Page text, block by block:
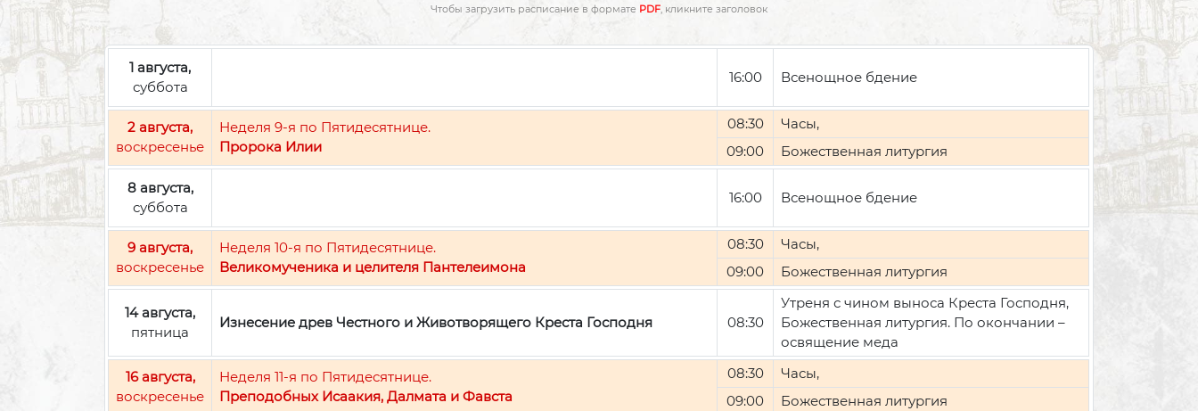
Чтобы загрузить расписание в формате PDF, кликните заголовок
1 августа,
суббота
16:00 Всенощное бдение
2 августа,
воскресенье
Неделя 9-я по Пятидесятнице.
Пророка Илии
08:30
Часы,
09:00
Божественная литургия
8 августа,
суббота
16:00 Всенощное бдение
9 августа,
воскресенье
Неделя 10-я по Пятидесятнице.
Великомученика и целителя Пантелеимона
08:30
Часы,
09:00
Божественная литургия
14 августа,
пятница
Изнесение древ Честного и Животворящего Креста Господня 08:30
Утреня с чином выноса Креста Господня,
Божественная литургия. По окончании –
освящение меда
16 августа,
воскресенье
Неделя 11-я по Пятидесятнице.
Преподобных Исаакия, Далмата и Фавста
08:30
Часы,
09:00
Божественная литургия